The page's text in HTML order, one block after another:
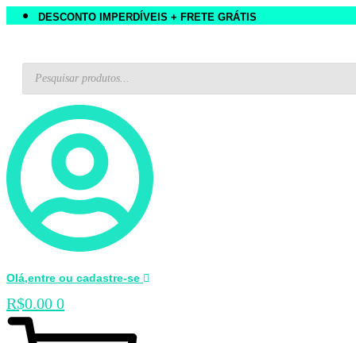
DESCONTO IMPERDÍVEIS + FRETE GRÁTIS
Pesquisar
produtos
Olá,entre ou cadastre-se
R$0.00 0